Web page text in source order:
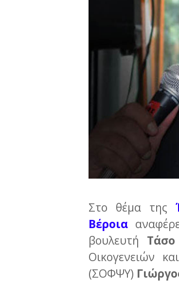
Στο θέμα της
Βέροια
βουλευτή
Οικογενειών
(ΣΟΦΨΥ)